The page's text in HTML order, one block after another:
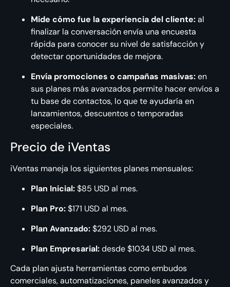
Mide cómo fue la experiencia del cliente:al
finalizar la conversación envía una encuesta
rápida para conocer su nivel de satisfacción y
detectar oportunidades de mejora.
Envía promociones o campañas masivas:en
sus planes más avanzados permite hacer envíos a
tu base de contactos, lo que te ayudaría en
lanzamientos, descuentos o temporadas
especiales.
Precio de iVentas
iVentas maneja los siguientes planes mensuales:
Plan Inicial:$85 USD al mes.
Plan Pro:$171 USD al mes.
Plan Avanzado:$292 USD al mes.
Plan Empresarial:desde $1034 USD al mes.
Cada plan ajusta herramientas como embudos
comerciales, automatizaciones, paneles avanzados y